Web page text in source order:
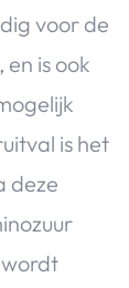
voor de
is ook
is het
deze